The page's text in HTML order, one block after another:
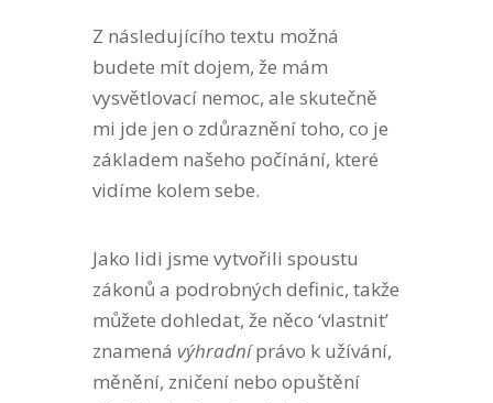
Z následujícího textu možná
budete mít dojem, že mám
vysvětlovací nemoc, ale skutečně
mi jde jen o zdůraznění toho, co je
základem našeho počínání, které
vidíme kolem sebe.
Jako lidi jsme vytvořili spoustu
zákonů a podrobných definic, takže
můžete dohledat, že něco ‘vlastnit’
znamená výhradníprávo k užívání,
měnění, zničení nebo opuštění